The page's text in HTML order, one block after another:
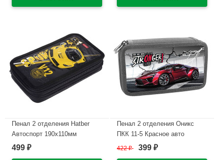
Пенал 2 отделения Hatber
Автоспорт 190х110мм
матовая ламинация 3D лак с
499 ₽
Пенал 2 отделения Оникс
ПКК 11-5 Красное авто
190х110мм ламинированный
422₽ 399 ₽